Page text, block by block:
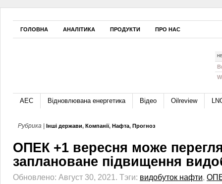
ГОЛОВНА АНАЛІТИКА ПРОДУКТИ ПРО НАС
АЕС Відновлювана енергетика Відео Oilreview
Рубрика | Інші держави, Компанії, Нафта, Прогноз
ОПЕК +1 вересня може
заплановане підвищення
Обновлено: Август 30, 2021. Тэги: видобуток нафти,